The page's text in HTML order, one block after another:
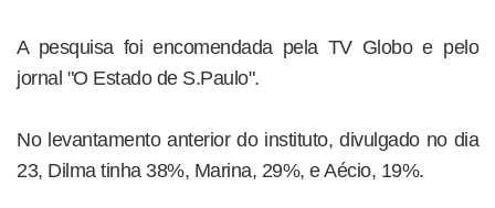
A pesquisa foi encomendada pela TV Globo e pelo
jornal "O Estado de S.Paulo".
No levantamento anterior do instituto, divulgado no dia
23, Dilma tinha 38%, Marina, 29%, e Aécio, 19%.